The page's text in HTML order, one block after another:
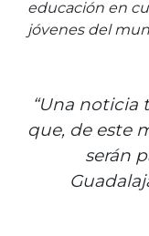
educación en
jóvenes del
“Una
que, de este
serán